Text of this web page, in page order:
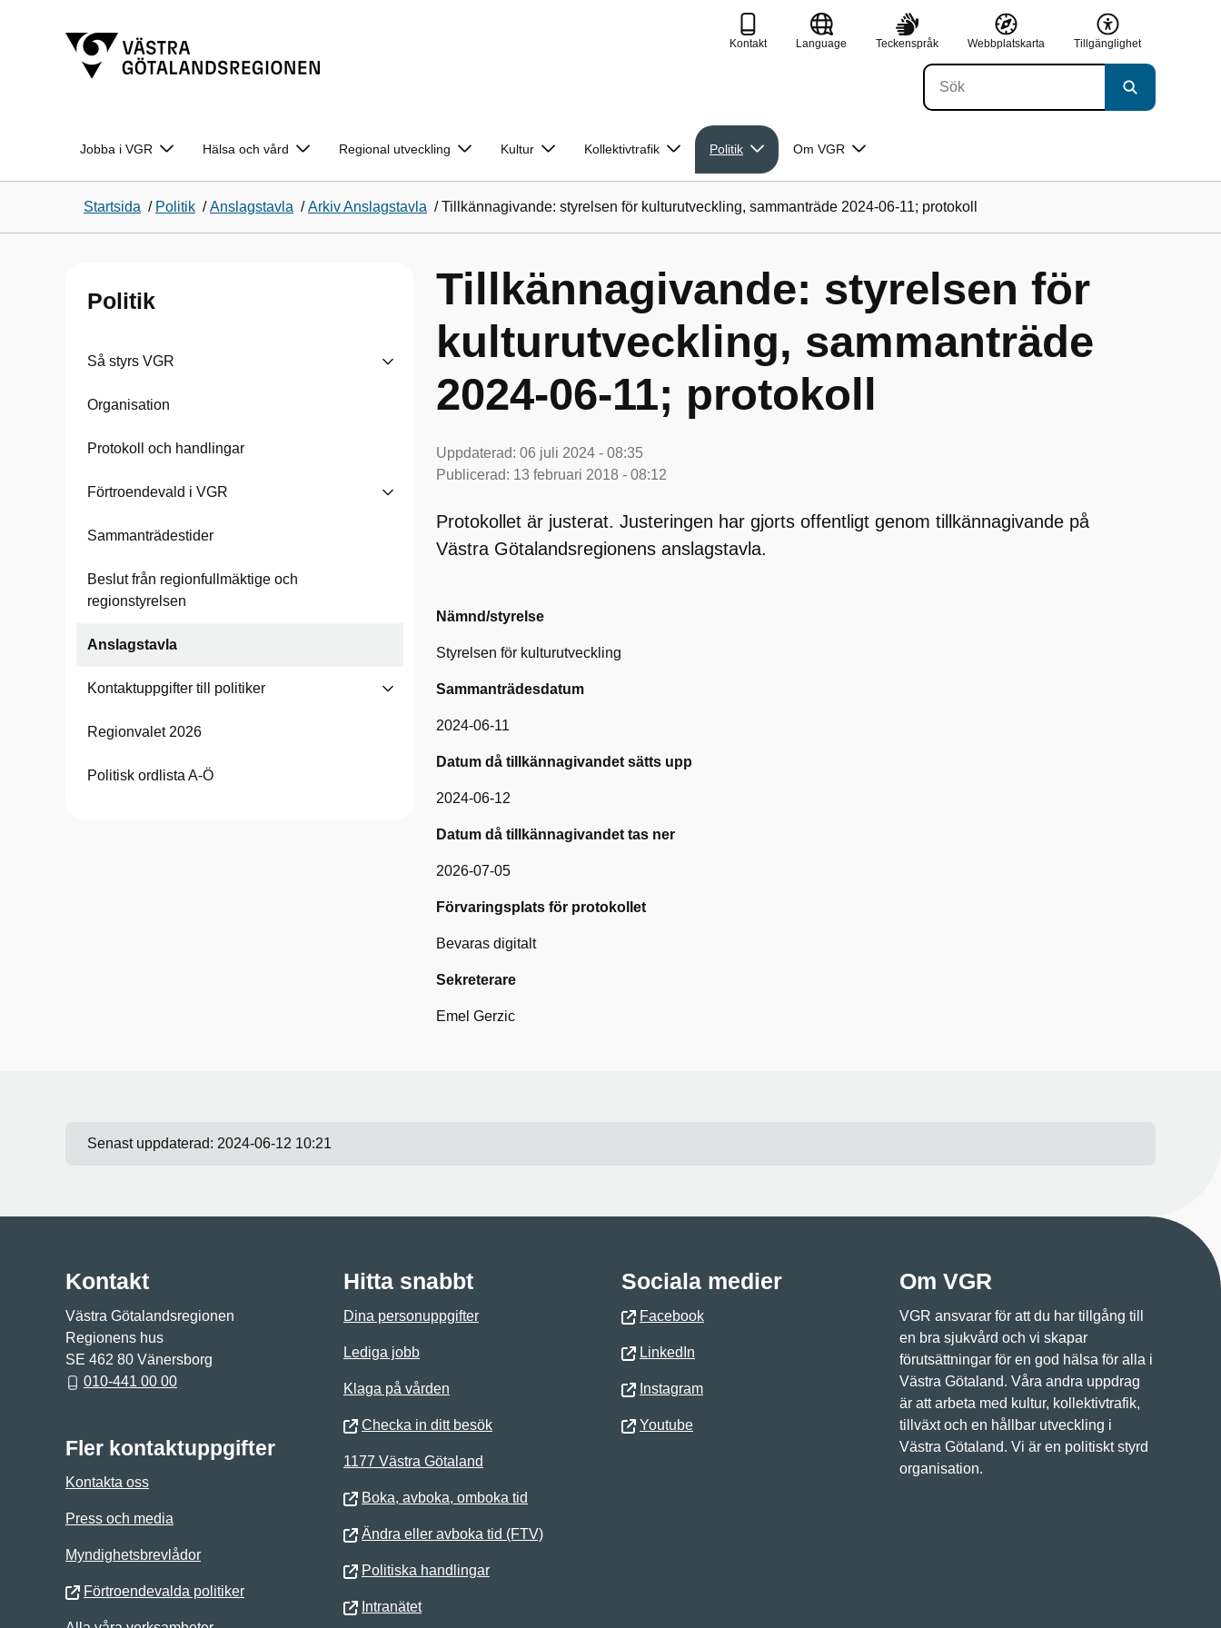
Kontakt Language Teckenspråk Webbplatskarta Tillgänglighet
Jobba i VGR Hälsa och vård Regional utveckling Kultur Kollektivtrafik Politik Om VGR
Startsida / Politik /Anslagstavla /Arkiv Anslagstavla /Tillkännagivande: styrelsen för kulturutveckling, sammanträde 2024-06-11; protokoll
Politik
Så styrs VGR
Organisation
Protokoll och handlingar
Förtroendevald i VGR
Sammanträdestider
Beslut från regionfullmäktige och
regionstyrelsen
Anslagstavla
Kontaktuppgifter till politiker
Regionvalet 2026
Politisk ordlista A-Ö
Tillkännagivande: styrelsen för
kulturutveckling, sammanträde
2024-06-11; protokoll
Uppdaterad: 06 juli 2024 - 08:35
Publicerad: 13 februari 2018 - 08:12
Protokollet är justerat. Justeringen har gjorts offentligt genom tillkännagivande på
Västra Götalandsregionens anslagstavla.
Nämnd/styrelse
Styrelsen för kulturutveckling
Sammanträdesdatum
2024-06-11
Datum då tillkännagivandet sätts upp
2024-06-12
Datum då tillkännagivandet tas ner
2026-07-05
Förvaringsplats för protokollet
Bevaras digitalt
Sekreterare
Emel Gerzic
Senast uppdaterad: 2024-06-12 10:21
Kontakt
Västra Götalandsregionen
Regionens hus
SE 462 80 Vänersborg
010-441 00 00
Fler kontaktuppgifter
Kontakta oss
Press och media
Myndighetsbrevlådor
Förtroendevalda politiker
Hitta snabbt
Dina personuppgifter
Lediga jobb
Klaga på vården
Checka in ditt besök
1177 Västra Götaland
Boka, avboka, omboka tid
Ändra eller avboka tid (FTV)
Politiska handlingar
Intranätet
Sociala medier
Facebook
LinkedIn
Instagram
Youtube
Om VGR
VGR ansvarar för att du har tillgång till
en bra sjukvård och vi skapar
förutsättningar för en god hälsa för alla i
Västra Götaland. Våra andra uppdrag
är att arbeta med kultur, kollektivtrafik,
tillväxt och en hållbar utveckling i
Västra Götaland. Vi är en politiskt styrd
organisation.